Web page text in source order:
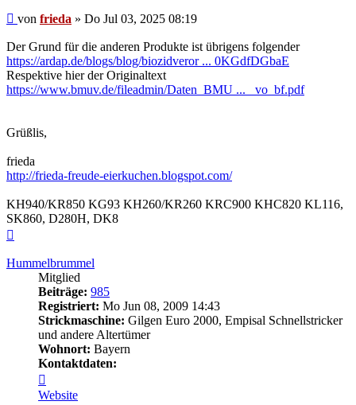
Beitrag
von frieda » Do Jul 03, 2025 08:19
Der Grund für die anderen Produkte ist übrigens folgender
https://ardap.de/blogs/blog/biozidveror ... 0KGdfDGbaE
Respektive hier der Originaltext
https://www.bmuv.de/fileadmin/Daten_BMU ... _vo_bf.pdf
Grüßlis,
frieda
http://frieda-freude-eierkuchen.blogspot.com/
KH940/KR850 KG93 KH260/KR260 KRC900 KHC820 KL116,
SK860, D280H, DK8
Hummelbrummel
Mitglied
Beiträge: 985
Registriert: Mo Jun 08, 2009 14:43
Strickmaschine: Gilgen Euro 2000, Empisal Schnellstricker
und andere Altertümer
Wohnort: Bayern
Kontaktdaten:
von
Website